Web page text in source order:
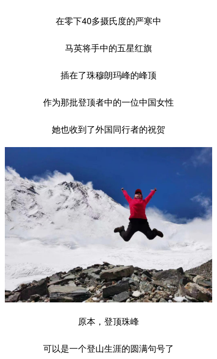
在零下40多摄氏度的严寒中
马英将手中的五星红旗
插在了珠穆朗玛峰的峰顶
作为那批登顶者中的一位中国女性
她也收到了外国同行者的祝贺
原本，登顶珠峰
可以是一个登山生涯的圆满句号了